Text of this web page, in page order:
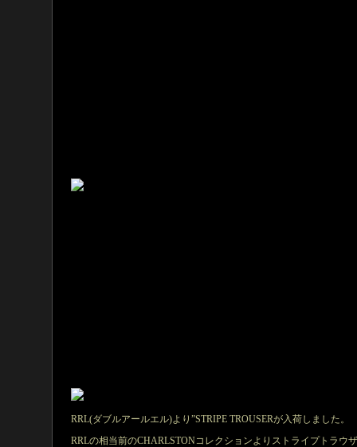
RRL(ダブルアールエル)より”STRIPE TROUSERが入荷しました。
RRLの相当前のCHARLSTONコレクションよりストライプトラウ